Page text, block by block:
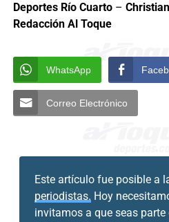
Deportes Río Cuarto– Christian
Redacción Al Toque
WhatsApp
Correo Electrónico
Este artículo fue posible a
periodistas. Hoy
invitamos a que seas